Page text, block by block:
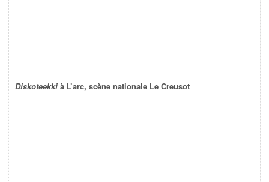
Diskoteekki à L’arc, scène nationale Le Creusot